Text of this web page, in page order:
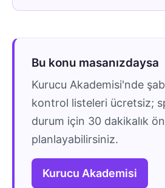
Bu konu masanızdaysa
Kurucu Akademisi'nde
kontrol listeleri ücretsiz;
durum için 30 dakikalık
planlayabilirsiniz.
Kurucu Akademisi